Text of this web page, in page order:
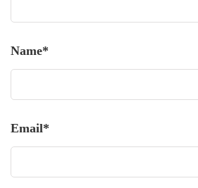
Name*
Email*